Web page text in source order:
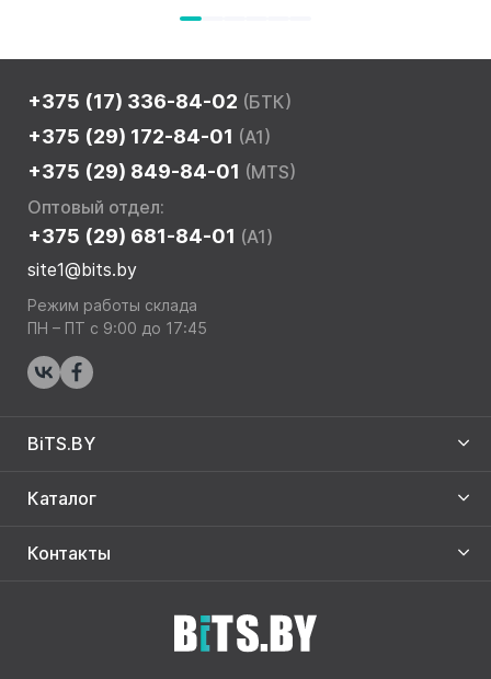
+375 (17) 336-84-02 (БТК)
+375 (29) 172-84-01 (A1)
+375 (29) 849-84-01 (MTS)
Оптовый отдел:
+375 (29) 681-84-01 (A1)
site1@bits.by
Режим работы склада
ПН – ПТ с 9:00 до 17:45
BiTS.BY
Каталог
Контакты